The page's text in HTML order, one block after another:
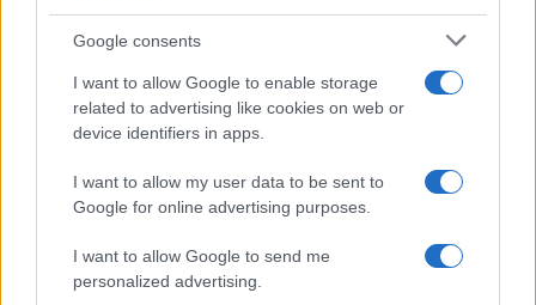
Google consents
I want to allow Google to enable storage
related to advertising like cookies on web or
device identifiers in apps.
I want to allow my user data to be sent to
Google for online advertising purposes.
I want to allow Google to send me
personalized advertising.